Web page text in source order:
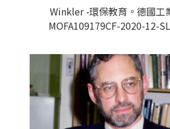
Winkler -環保教育。德國工
MOFA109179CF-2020-12-